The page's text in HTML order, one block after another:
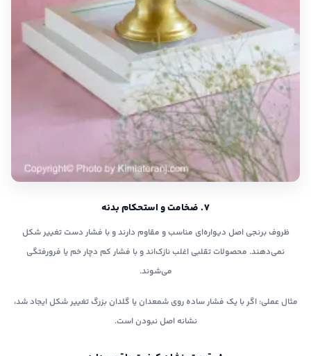
۷. ضخامت و استحکام بدنه
ظروف برنجی اصل دیواره‌ای مناسب و مقاوم دارند و با فشار دست تغییر شکل
نمی‌دهند. محصولات تقلبی اغلب نازک‌اند و با فشار کم دچار خم یا فرورفتگی
می‌شوند.
مثال عملی: اگر با یک فشار ساده روی شمعدان یا گلدان بزرگ تغییر شکل ایجاد شد،
نشانه اصل نبودن است.